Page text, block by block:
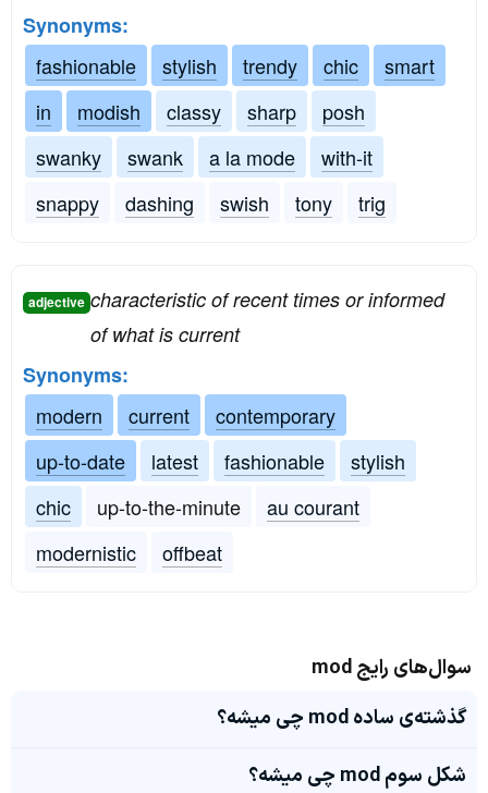
Synonyms:
fashionable
stylish trendy chic
smart
in
modish classy sharp
posh
swanky
swank a la mode
with-it
snappy
dashing swish tony trig
adjective characteristic of recent times or informed
of what is current
Synonyms:
modern
current
contemporary
up-to-date
latest fashionable
stylish
chic
up-to-the-minute
au courant
modernistic
offbeat
سوال‌های رایج mod
گذشته‌ی ساده mod چی میشه؟
شکل سوم mod چی میشه؟